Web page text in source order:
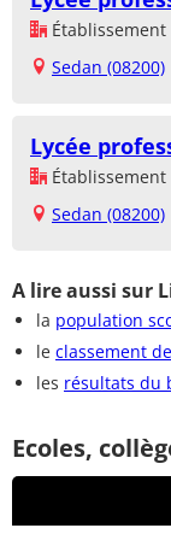
Sedan (08200)
Lycée
Sedan (08200)
A lire aussi sur
la population
le classement
les résultats du
Ecoles,